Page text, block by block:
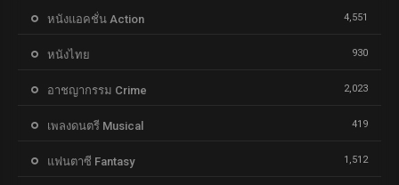
หนังแอคชั่น Action 4,551
หนังไทย 930
อาชญากรรม Crime 2,023
เพลงดนตรี Musical 419
แฟนตาซี Fantasy 1,512